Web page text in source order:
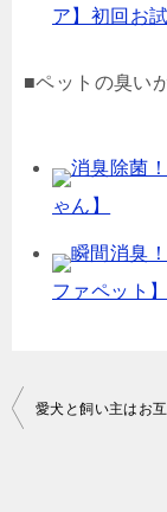
ア】初回お
■ペットの臭い
消臭除菌
ゃん】
瞬間消臭
ファペット】
投